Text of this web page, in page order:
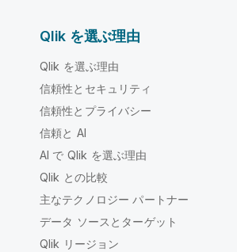
Qlik を選ぶ理由
Qlik を選ぶ理由
信頼性とセキュリティ
信頼性とプライバシー
信頼と AI
AI で Qlik を選ぶ理由
Qlik との比較
主なテクノロジー パートナー
データ ソースとターゲット
Qlik リージョン